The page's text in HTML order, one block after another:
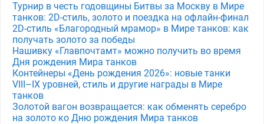
Турнир в честь годовщины Битвы за Москву в Мире
танков: 2D-стиль, золото и поездка на офлайн-финал
2D-стиль «Благородный мрамор» в Мире танков: как
получать золото за победы
Нашивку «Главпочтамт» можно получить во время
Дня рождения Мира танков
Контейнеры «День рождения 2026»: новые танки
VIII–IX уровней, стиль и другие награды в Мире
танков
Золотой вагон возвращается: как обменять серебро
на золото ко Дню рождения Мира танков